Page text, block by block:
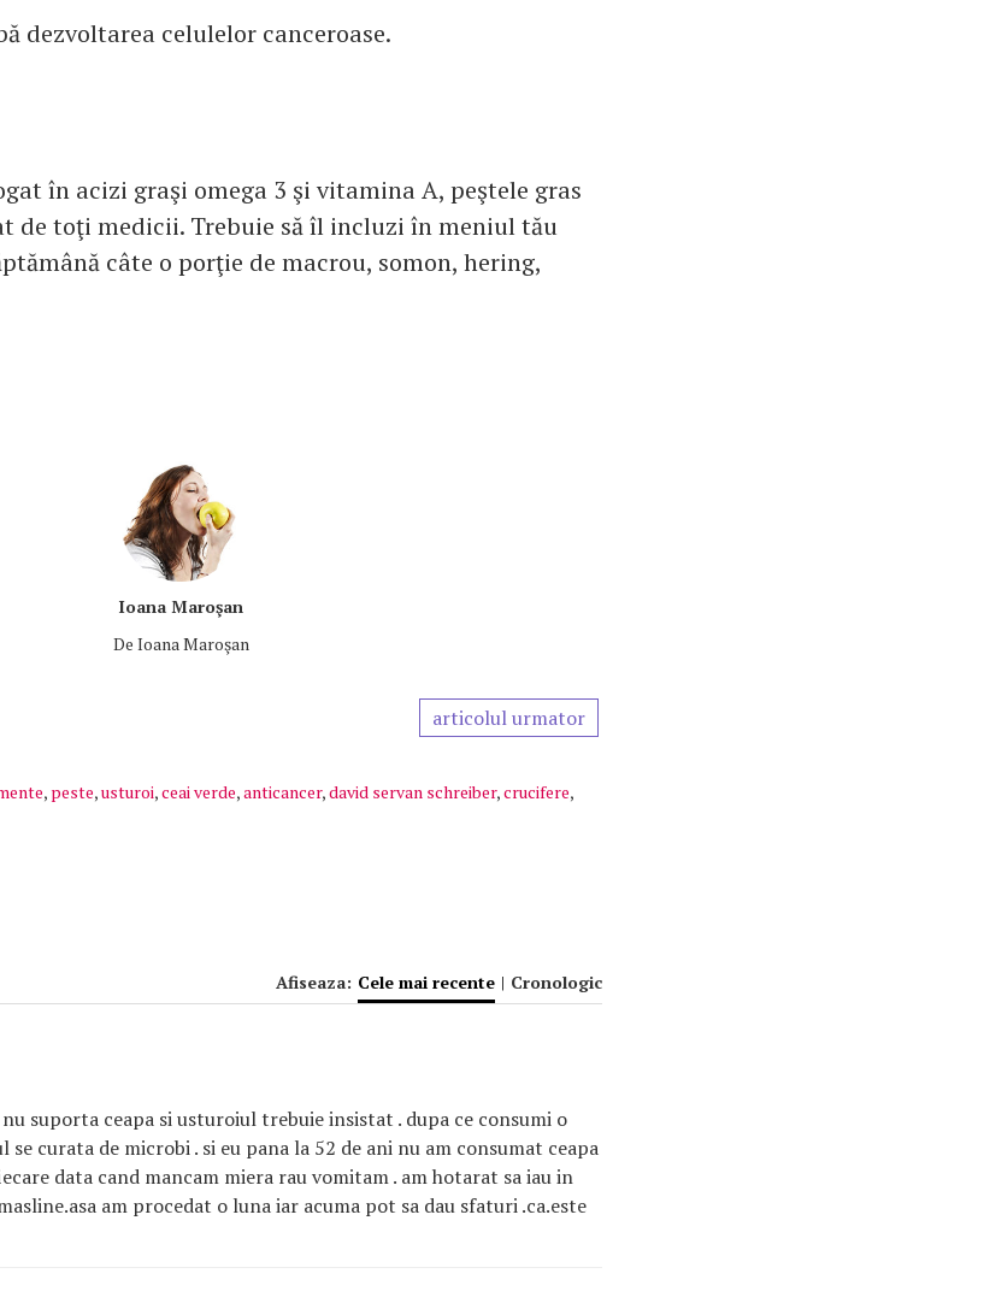
dezvoltarea celulelor canceroase.
în acizi graşi omega 3 şi vitamina A, peştele gras
de toţi medicii. Trebuie să îl incluzi în meniul tău
câte o porţie de macrou, somon, hering,
Ioana Maroşan
De Ioana Maroşan
articolul urmator
, peste,usturoi,ceai verde,anticancer,david servan schreiber,crucifere,
Afiseaza: Cele mai recente | Cronologic
suporta ceapa si usturoiul trebuie insistat . dupa ce consumi o
se curata de microbi . si eu pana la 52 de ani nu am consumat ceapa
data cand mancam miera rau vomitam . am hotarat sa iau in
am procedat o luna iar acuma pot sa dau sfaturi .ca.este